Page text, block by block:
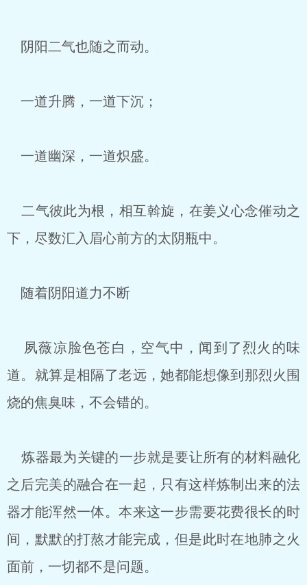
阴阳二气也随之而动。
一道升腾，一道下沉；
一道幽深，一道炽盛。
二气彼此为根，相互斡旋，在姜义心念催动之
下，尽数汇入眉心前方的太阴瓶中。
随着阴阳道力不断
夙薇凉脸色苍白，空气中，闻到了烈火的味
道。就算是相隔了老远，她都能想像到那烈火围
烧的焦臭味，不会错的。
炼器最为关键的一步就是要让所有的材料融化
之后完美的融合在一起，只有这样炼制出来的法
器才能浑然一体。本来这一步需要花费很长的时
间，默默的打熬才能完成，但是此时在地肺之火
面前，一切都不是问题。